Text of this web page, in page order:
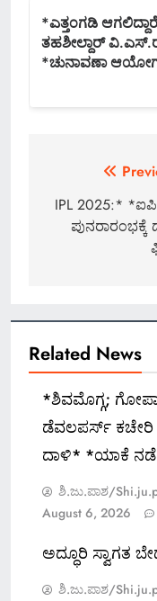
navigation
IPL 2025:*
Related News
*ಶಿವಮೊಗ್ಗ;
ಡೆವಲಪರ್ಸ್ ಕಚೇರಿ
ದಾಳಿ* *ಯಾಕೆ
ಶಿ.ಜು.ಪಾಶ/
August 6, 2026
ಅದ್ಧೂರಿ ಸ್ವಾಗತ
ಶಿ.ಜು.ಪಾಶ/